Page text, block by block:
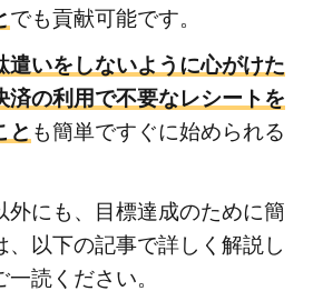
でも貢献可能です。
遣いをしないように心がけた
済の利用で不要なレシートを
と も簡単ですぐに始められる
外にも、目標達成のために簡
、以下の記事で詳しく解説し
読ください。